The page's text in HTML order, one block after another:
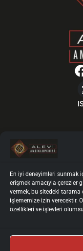
En iyi deneyimleri sunmak
erişmek amacıyla çerezler
vermek, bu sitedeki tarama
işlememize izin verecektir.
özellikleri ve işlevleri
Kişisel Verilerin